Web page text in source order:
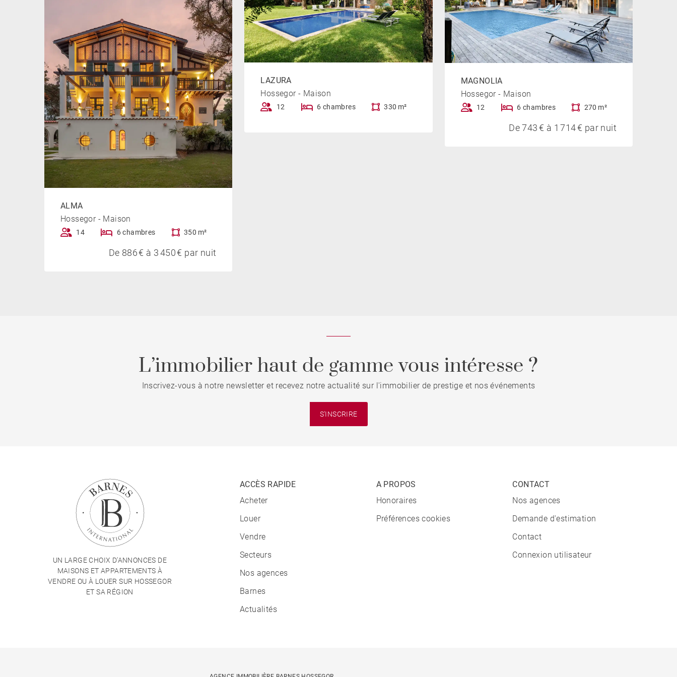
Le lac à 800m, l’océan à 800m , le golf de Seignosse à 2,3 km et le centre-ville d’Hossegor à 3,5 km.
*Piscine chauffée de juin à septembre
ALMA
Hossegor - Maison
14 6 chambres 350 m²
De 886 € à 3 450 € par nuit
LAZURA
Hossegor - Maison
12 6 chambres 330 m²
MAGNOLIA
Hossegor - Maison
12 6 chambres 270 m²
De 743 € à 1 714 € par nuit
L’immobilier haut de gamme vous intéresse ?
Inscrivez-vous à notre newsletter et recevez notre actualité sur l'immobilier de prestige et nos événements
S'INSCRIRE
UN LARGE CHOIX D'ANNONCES DE
MAISONS ET APPARTEMENTS À
VENDRE OU À LOUER SUR HOSSEGOR
ET SA RÉGION
ACCÈS RAPIDE
Acheter
Louer
Vendre
Secteurs
Nos agences
Barnes
Actualités
A PROPOS
Honoraires
Préférences cookies
CONTACT
Nos agences
Demande d'estimation
Contact
Connexion utilisateur